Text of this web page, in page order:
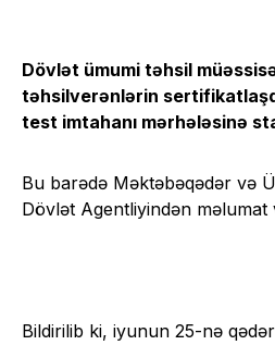
Dövlət ümumi təhsil
təhsilverənlərin
test imtahanı mərhələsinə
Bu barədə Məktəbəqədər və
Dövlət Agentliyindən məlumat
Bildirilib ki, iyunun 25-nə